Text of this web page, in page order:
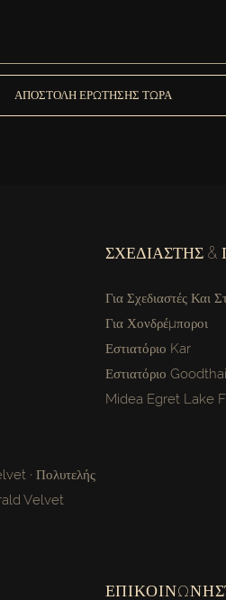
ΑΠΟΣΤΟΛΉ ΕΡΏΤΗΣΗΣ ΤΏΡΑ
· Πολυτελής
Velvet
ΣΧΕΔΙΑΣΤΉΣ
Για Σχεδιαστές Και
Για Χονδρέμποροι
Εστιατόριο Kar
Εστιατόριο Goodthai
Midea Egret Lake